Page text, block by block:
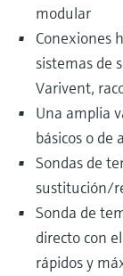
modular
Conexiones
sistemas de
Varivent,
Una amplia
básicos o
Sondas de
sustitución/
Sonda de
directo con
rápidos y